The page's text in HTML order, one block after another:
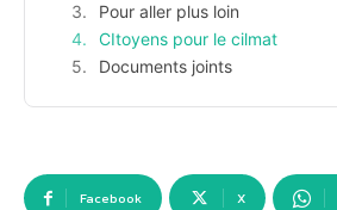
Pour aller plus loin
CItoyens pour le cilmat
Documents joints
Facebook X